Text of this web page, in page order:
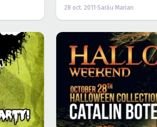
28 oct. 2011 ·Sarău Marian